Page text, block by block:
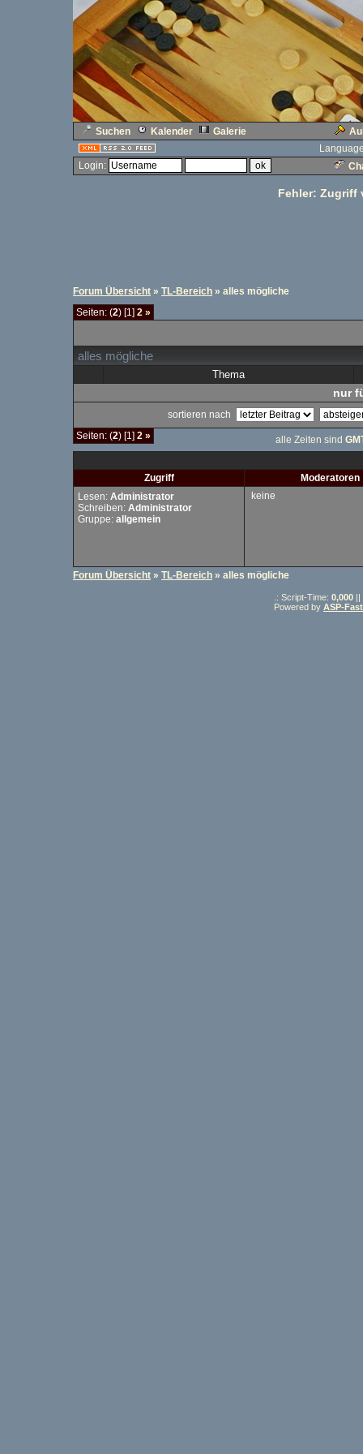
Suchen Kalender Galerie
Login:
Fehler: Zugriff
Forum Übersicht » TL-Bereich » alles mögliche
Seiten: (2) [1] 2 »
alles mögliche
Thema
nur
sortieren nach
Seiten: (2) [1] 2 » alle Zeiten sind
Zugriff
Moderatoren
Lesen: Administrator
Schreiben: Administrator
Gruppe: allgemein
keine
Forum Übersicht » TL-Bereich » alles mögliche
.: Script-Time: 0,000 ||
Powered by ASP-